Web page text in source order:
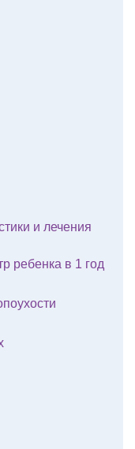
и лечения
ребенка в 1 год